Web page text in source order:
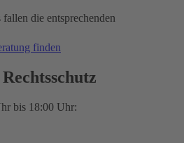
die entsprechenden
finden
bis 18:00 Uhr: